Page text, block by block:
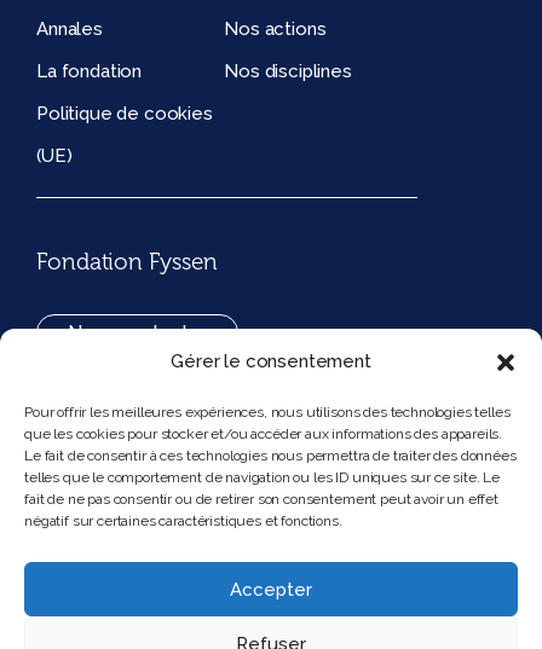
Gérer le consentement
Pour offrir les meilleures expériences, nous utilisons des technologies telles
que les cookies pour stocker et/ou accéder aux informations des appareils.
Le fait de consentir à ces technologies nous permettra de traiter des données
telles que le comportement de navigation ou les ID uniques sur ce site. Le
fait de ne pas consentir ou de retirer son consentement peut avoir un effet
négatif sur certaines caractéristiques et fonctions.
Accepter
Refuser
Annales
Nos actions
La fondation
Nos disciplines
Politique de cookies
(UE)
Fondation Fyssen
Nous contacter
194, rue de Rivoli 75001 Paris France
Nous suivre